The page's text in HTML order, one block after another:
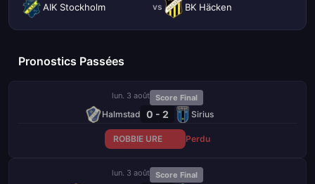
AIK Stockholm vs BK Häcken
Pronostics Passées
lun. 3 août Score Final
Halmstad 0 - 2 Sirius
ROBBIE URE Perdu
lun. 3 août Score Final